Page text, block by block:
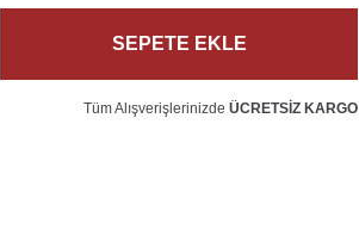
SEPETE EKLE
Tüm Alışverişlerinizde ÜCRETSİZ KARGO